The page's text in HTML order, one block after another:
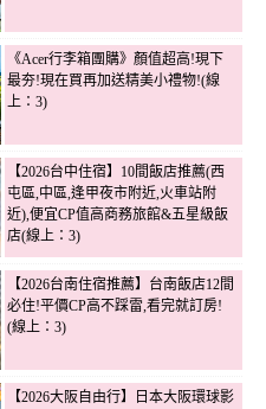
《Acer行李箱團購》顏值超高!現下
最夯!現在買再加送精美小禮物!(線
上：3)
【2026台中住宿】10間飯店推薦(西
屯區,中區,逢甲夜市附近,火車站附
近),便宜CP值高商務旅館&五星級飯
店(線上：3)
【2026台南住宿推薦】台南飯店12間
必住!平價CP高不踩雷,看完就訂房!
(線上：3)
【2026大阪自由行】日本大阪環球影